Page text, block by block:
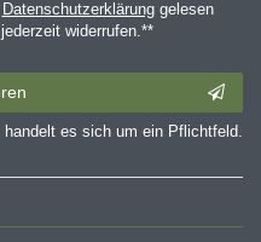
Daten­schutz­erklärunggelesen
widerrufen.**
handelt es sich um ein Pflichtfeld.